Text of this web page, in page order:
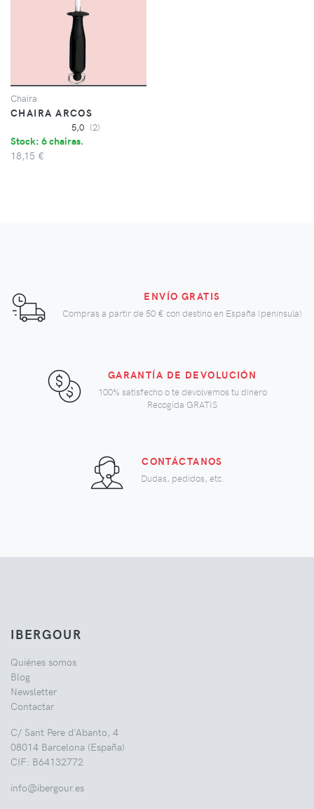
Chaira
CHAIRA ARCOS
5,0 (2)
Stock: 6 chairas.
18,15 €
ENVÍO GRATIS
Compras a partir de 50 € con destino en España (península)
GARANTÍA DE DEVOLUCIÓN
100% satisfecho o te devolvemos tu dinero
Recogida GRATIS
CONTÁCTANOS
Dudas, pedidos, etc.
IBERGOUR
Quiénes somos
Blog
Newsletter
Contactar
C/ Sant Pere d'Abanto, 4
08014 Barcelona (España)
CIF: B64132772
info@ibergour.es